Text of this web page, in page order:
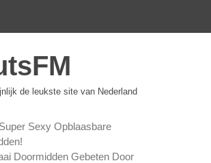
de leukste site van Nederland
Sexy Opblaasbare
Doormidden Gebeten Door